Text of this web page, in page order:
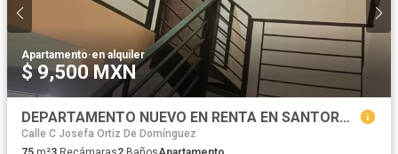
Apartamento·en alquiler
$ 9,500 MXN
DEPARTAMENTO NUEVO EN RENTA EN SANTORUM $9,500
Calle C Josefa Ortiz De Domínguez